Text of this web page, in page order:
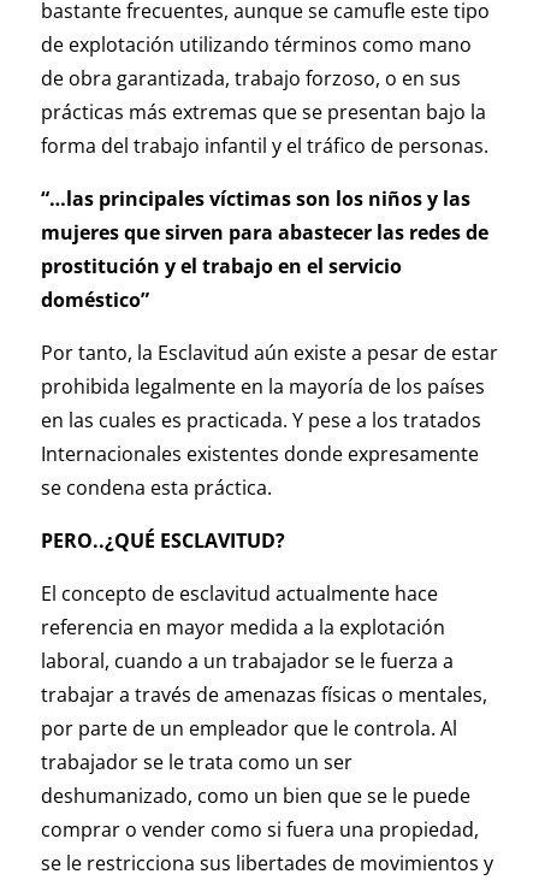
bastante frecuentes, aunque se camufle este tipo
de explotación utilizando términos como mano
de obra garantizada, trabajo forzoso, o en sus
prácticas más extremas que se presentan bajo la
forma del trabajo infantil y el tráfico de personas.
“…las principales víctimas son los niños y las
mujeres que sirven para abastecer las redes de
prostitución y el trabajo en el servicio
doméstico”
Por tanto, la Esclavitud aún existe a pesar de estar
prohibida legalmente en la mayoría de los países
en las cuales es practicada. Y pese a los tratados
Internacionales existentes donde expresamente
se condena esta práctica.
PERO..¿QUÉ ESCLAVITUD?
El concepto de esclavitud actualmente hace
referencia en mayor medida a la explotación
laboral, cuando a un trabajador se le fuerza a
trabajar a través de amenazas físicas o mentales,
por parte de un empleador que le controla. Al
trabajador se le trata como un ser
deshumanizado, como un bien que se le puede
comprar o vender como si fuera una propiedad,
se le restricciona sus libertades de movimientos y